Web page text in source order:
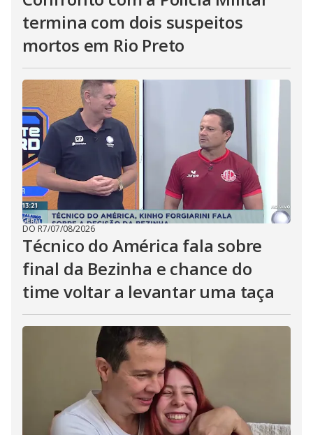
termina com dois suspeitos
mortos em Rio Preto
DO R7/07/08/2026
Técnico do América fala sobre
final da Bezinha e chance do
time voltar a levantar uma taça